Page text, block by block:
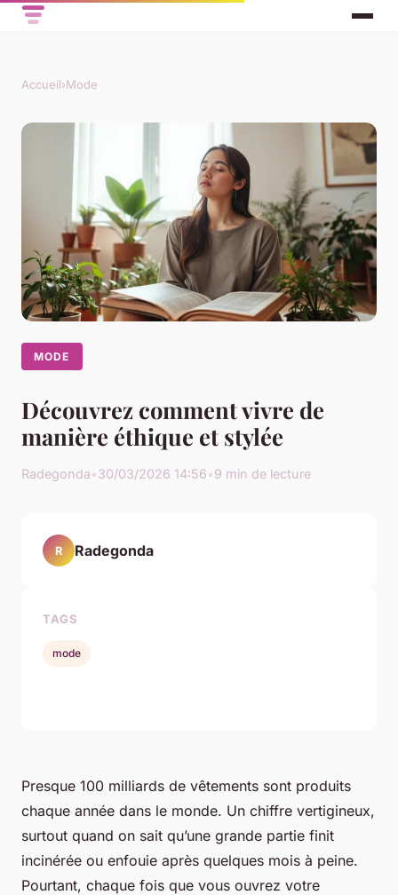
Accueil›Mode
MODE
Découvrez comment vivre de
manière éthique et stylée
Radegonda•30/03/2026 14:56•9 min de lecture
Presque 100 milliards de vêtements sont produits
chaque année dans le monde. Un chiffre vertigineux,
surtout quand on sait qu’une grande partie finit
incinérée ou enfouie après quelques mois à peine.
Pourtant, chaque fois que vous ouvrez votre
R Radegonda
TAGS
mode